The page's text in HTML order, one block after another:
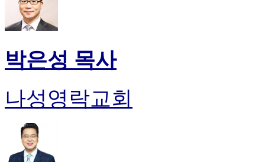
박은성 목사
나성영락교회